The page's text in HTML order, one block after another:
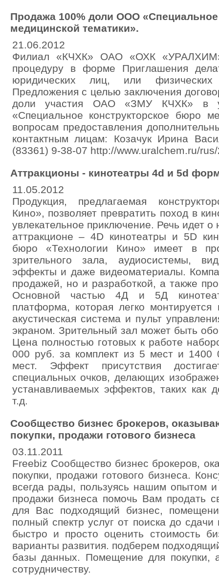
Продажа 100% доли ООО
медицинской тематики».
21.06.2012
Филиал «КЧХК» ОАО «ОХК «УРАЛХИМ»
процедуру в форме Приглашения
юридических лиц, или
Предложения с целью заключения
доли участия ОАО «ЗМУ КЧХК» в
«Специальное конструкторское бюро
вопросам предоставления
контактным лицам: Козачук Ирина
(83361) 9-38-07 http://www.uralchem.ru/
Аттракционы - кинотеатры 4d и 5d
11.05.2012
Продукция, предлагаемая
Кино», позволяет превратить поход в
увлекательное приключение. Речь идет
аттракционе – 4D кинотеатры и 5D
бюро «Технологии Кино» имеет в
зрительного зала, аудиосистемы,
эффекты и даже видеоматериалы.
продажей, но и разработкой, а также
Основной частью 4Д и 5Д
платформа, которая легко
акустическая система и пульт
экраном. Зрительный зал может быть
Цена полностью готовых к работе
000 руб. за комплект из 5 мест и 1400
мест. Эффект присутствия
специальных очков, делающих
устанавливаемых эффектов, таких как
т.д.
Сообщество бизнес брокеров,
покупки, продажи готового бизнеса
03.11.2011
Freebiz Сообщество бизнес брокеров,
покупки, продажи готового бизнеса.
всегда рады, пользуясь нашим опытом
продажи бизнеса помочь Вам продать
для Вас подходящий бизнес,
полный спектр услуг от поиска до
быстро и просто оценить стоимость
варианты развития. подберем
базы данных. Помещение для
сотрудничеству.